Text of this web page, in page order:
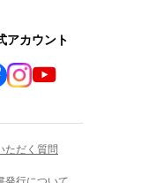
アカウント
ただく質問